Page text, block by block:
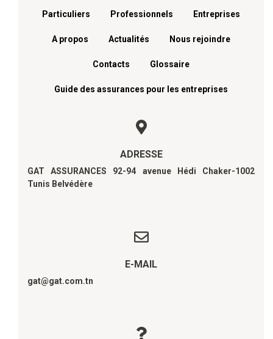
Menu footer
Particuliers Professionnels Entreprises
A propos Actualités Nous rejoindre
Contacts Glossaire
Guide des assurances pour les entreprises
ADRESSE
GAT ASSURANCES 92-94 avenue Hédi Chaker-1002
Tunis Belvédère
E-MAIL
gat@gat.com.tn